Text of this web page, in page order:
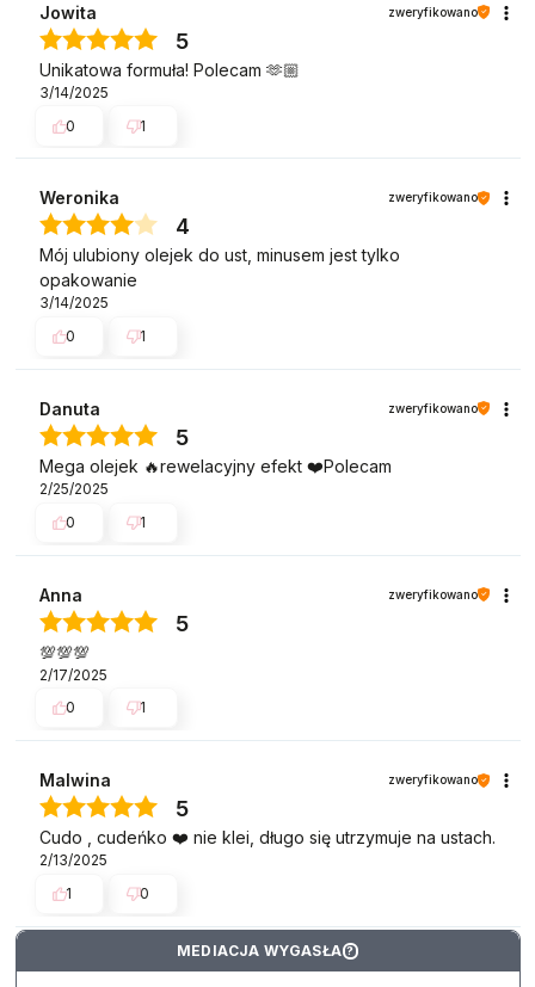
Jowita zweryfikowano
5
Unikatowa formuła! Polecam 🫶🏼
3/14/2025
0
1
Weronika zweryfikowano
4
Mój ulubiony olejek do ust, minusem jest tylko
opakowanie
3/14/2025
0
1
Danuta zweryfikowano
5
Mega olejek 🔥rewelacyjny efekt ❤️Polecam
2/25/2025
0
1
Anna zweryfikowano
5
💯💯💯
2/17/2025
0
1
Malwina zweryfikowano
5
Cudo , cudeńko ❤️ nie klei, długo się utrzymuje na ustach.
2/13/2025
1
0
MEDIACJA WYGASŁA ?